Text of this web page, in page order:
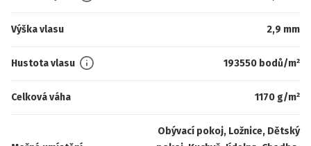
Výška vlasu 2,9 mm
Hustota vlasu 193550 bodů/m²
Celková váha 1170 g/m²
Obývací pokoj, Ložnice, Dětský